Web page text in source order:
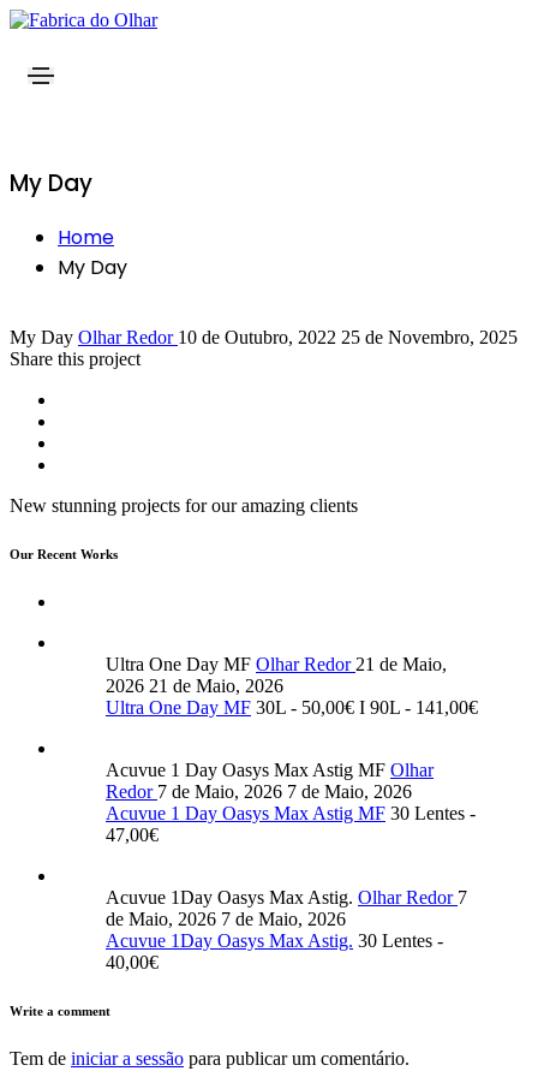
My Day
Home
My Day
My Day Olhar Redor 10 de Outubro, 2022 25 de Novembro, 2025
Share this project
New stunning projects for our amazing clients
Our Recent Works
Ultra One Day MF Olhar Redor 21 de Maio,
2026 21 de Maio, 2026
Ultra One Day MF 30L - 50,00€ I 90L - 141,00€
Acuvue 1 Day Oasys Max Astig MF Olhar
Redor 7 de Maio, 2026 7 de Maio, 2026
Acuvue 1 Day Oasys Max Astig MF 30 Lentes -
47,00€
Acuvue 1Day Oasys Max Astig. Olhar Redor 7
de Maio, 2026 7 de Maio, 2026
Acuvue 1Day Oasys Max Astig. 30 Lentes -
40,00€
Write a comment
Tem de iniciar a sessão para publicar um comentário.